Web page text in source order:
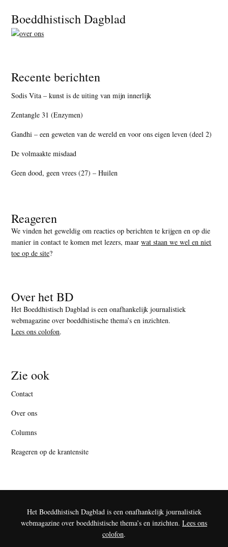
Footer
Boeddhistisch Dagblad
Recente berichten
Sodis Vita – kunst is de uiting van mijn innerlijk
Zentangle 31 (Enzymen)
Gandhi – een geweten van de wereld en voor ons eigen leven (deel 2)
De volmaakte misdaad
Geen dood, geen vrees (27) – Huilen
Reageren
We vinden het geweldig om reacties op berichten te krijgen en op die
manier in contact te komen met lezers, maarwat staan we wel en niet
toe op de site?
Over het BD
Het Boeddhistisch Dagblad is een onafhankelijk journalistiek
webmagazine over boeddhistische thema’s en inzichten.
Lees ons colofon.
Zie ook
Contact
Over ons
Columns
Reageren op de krantensite
Het Boeddhistisch Dagblad is een onafhankelijk journalistiek
webmagazine over boeddhistische thema’s en inzichten. Lees ons
colofon.